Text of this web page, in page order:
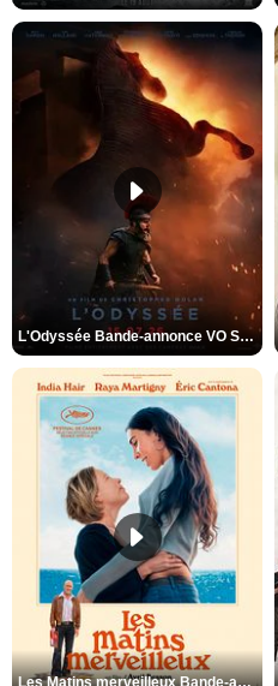
L'Odyssée Bande-annonce VO STFR
Les Matins merveilleux Bande-annonce VF